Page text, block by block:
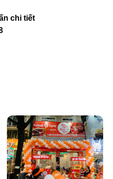
chi tiết